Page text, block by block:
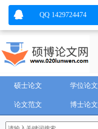
硕士论文 学位论文
论文范文 博士论文
QQ 1429724474